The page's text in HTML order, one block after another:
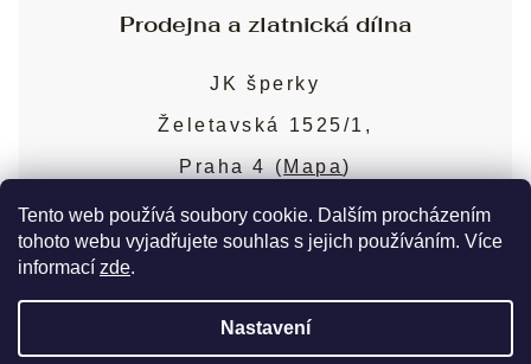
Tento web používá soubory cookie. Dalším procházením
tohoto webu vyjadřujete souhlas s jejich používáním. Více
informací zde.
Nastavení
Sjednání osobní schůzky
Obchodní podmínky
Puncovní značky
Blog
Nejčastější dotazy
Prodejna a zlatnická dílna
JK šperky
Želetavská 1525/1,
Praha 4 ( Mapa)
Více o prodejně
Copyright 2026JK šperky. Všechna práva
Upravit nastavení cookies